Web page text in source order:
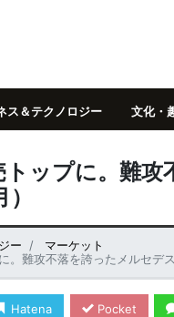
ス＆テクノロジー 文化・
トップに。難
ー
マーケット
。難攻不落を誇ったメルセデ
Hatena Pocket